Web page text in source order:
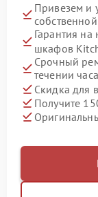
Привезем и
Гарантия
шкафов
Срочный
течении часа
Скидка для
Получите